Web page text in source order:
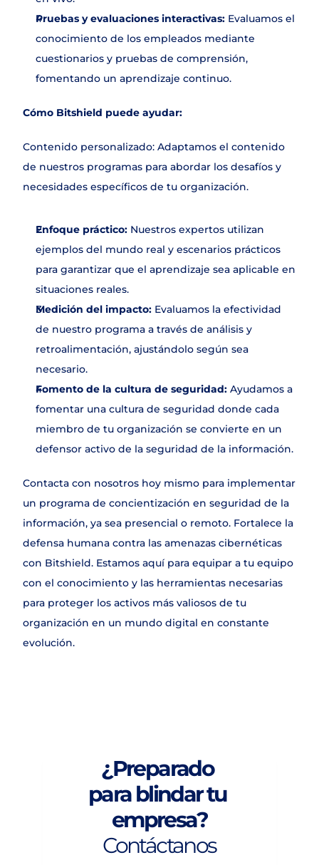
Pruebas y evaluaciones interactivas: Evaluamos el
conocimiento de los empleados mediante
cuestionarios y pruebas de comprensión,
fomentando un aprendizaje continuo.
Cómo Bitshield puede ayudar:
Contenido personalizado: Adaptamos el contenido
de nuestros programas para abordar los desafíos y
necesidades específicos de tu organización.
Enfoque práctico: Nuestros expertos utilizan
ejemplos del mundo real y escenarios prácticos
para garantizar que el aprendizaje sea aplicable en
situaciones reales.
Medición del impacto: Evaluamos la efectividad
de nuestro programa a través de análisis y
retroalimentación, ajustándolo según sea
necesario.
Fomento de la cultura de seguridad: Ayudamos a
fomentar una cultura de seguridad donde cada
miembro de tu organización se convierte en un
defensor activo de la seguridad de la información.
Contacta con nosotros hoy mismo para implementar
un programa de concientización en seguridad de la
información, ya sea presencial o remoto. Fortalece la
defensa humana contra las amenazas cibernéticas
con Bitshield. Estamos aquí para equipar a tu equipo
con el conocimiento y las herramientas necesarias
para proteger los activos más valiosos de tu
organización en un mundo digital en constante
evolución.
¿Preparado
para blindar tu
empresa?
Contáctanos